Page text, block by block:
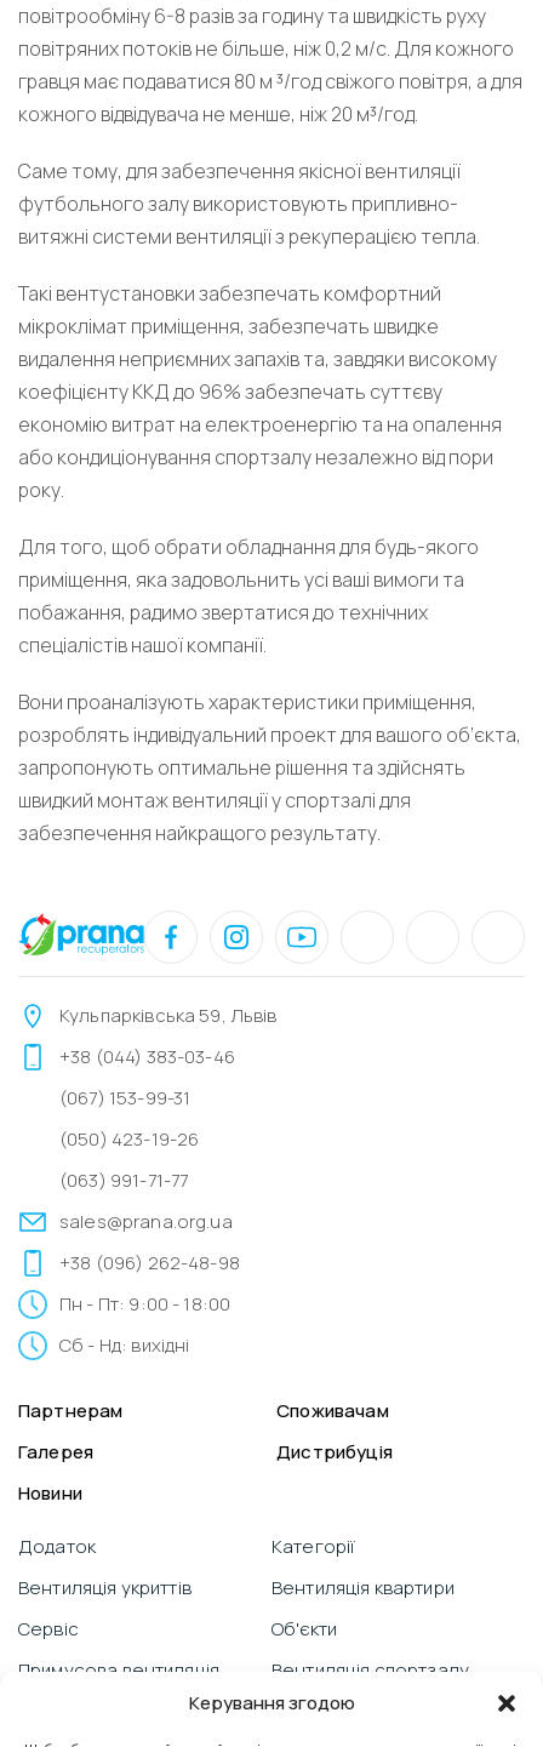
Керування згодою
повітрообміну 6-8 разів за годину та швидкість руху
повітряних потоків не більше, ніж 0,2 м/с. Для кожного
гравця має подаватися 80 м ³/год свіжого повітря, а для
кожного відвідувача не менше, ніж 20 м³/год.
Саме тому, для забезпечення якісної вентиляції
футбольного залу використовують припливно-
витяжні системи вентиляції з рекуперацією тепла.
Такі вентустановки забезпечать комфортний
мікроклімат приміщення, забезпечать швидке
видалення неприємних запахів та, завдяки високому
коефіцієнту ККД до 96% забезпечать суттєву
економію витрат на електроенергію та на опалення
або кондиціонування спортзалу незалежно від пори
року.
Для того, щоб обрати обладнання для будь-якого
приміщення, яка задовольнить усі ваші вимоги та
побажання, радимо звертатися до технічних
спеціалістів нашої компанії.
Вони проаналізують характеристики приміщення,
розроблять індивідуальний проект для вашого об’єкта,
запропонують оптимальне рішення та здійснять
швидкий монтаж вентиляції у спортзалі для
забезпечення найкращого результату.
Кульпарківська 59, Львів
+38 (044) 383-03-46
(067) 153-99-31
(050) 423-19-26
(063) 991-71-77
sales@prana.org.ua
+38 (096) 262-48-98
Пн - Пт: 9:00 - 18:00
Сб - Нд: вихідні
Партнерам
Споживачам
Галерея
Дистрибуція
Новини
Додаток
Вентиляція укриттів
Сервіс
Примусова вентиляція
Категорії
Вентиляція квартири
Об'єкти
Вентиляція спортзалу
Відеоблог